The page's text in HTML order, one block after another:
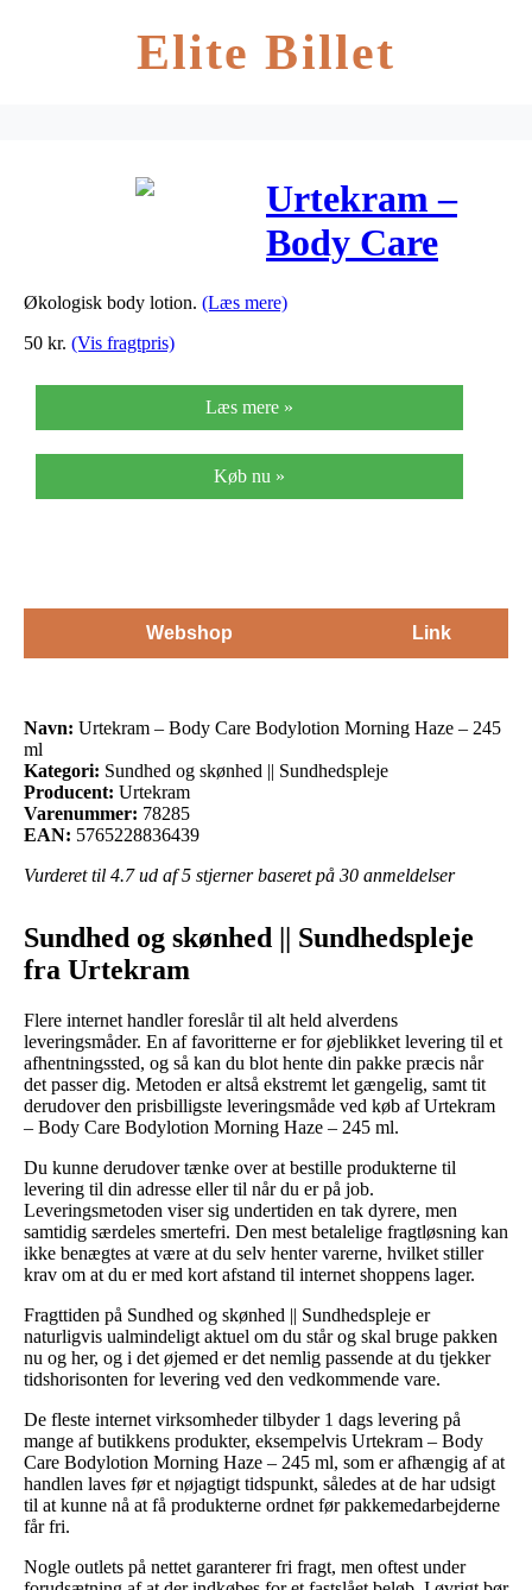
Elite Billet
Urtekram –
Body Care
Bodylotion
– 245 ml
Økologisk body lotion. (Læs mere)
50 kr. (Vis fragtpris)
Læs mere »
Køb nu »
Webshop Link
Navn: Urtekram – Body Care Bodylotion Morning Haze – 245
ml
Kategori: Sundhed og skønhed || Sundhedspleje
Producent: Urtekram
Varenummer: 78285
EAN: 5765228836439
Vurderet til 4.7ud af 5 stjerner baseret på 30 anmeldelser
Sundhed og skønhed || Sundhedspleje
fra Urtekram
Flere internet handler foreslår til alt held alverdens
leveringsmåder. En af favoritterne er for øjeblikket levering til et
afhentningssted, og så kan du blot hente din pakke præcis når
det passer dig. Metoden er altså ekstremt let gængelig, samt tit
derudover den prisbilligste leveringsmåde ved køb af Urtekram
– Body Care Bodylotion Morning Haze – 245 ml.
Du kunne derudover tænke over at bestille produkterne til
levering til din adresse eller til når du er på job.
Leveringsmetoden viser sig undertiden en tak dyrere, men
samtidig særdeles smertefri. Den mest betalelige fragtløsning kan
ikke benægtes at være at du selv henter varerne, hvilket stiller
krav om at du er med kort afstand til internet shoppens lager.
Fragttiden på Sundhed og skønhed || Sundhedspleje er
naturligvis ualmindeligt aktuel om du står og skal bruge pakken
nu og her, og i det øjemed er det nemlig passende at du tjekker
tidshorisonten for levering ved den vedkommende vare.
De fleste internet virksomheder tilbyder 1 dags levering på
mange af butikkens produkter, eksempelvis Urtekram – Body
Care Bodylotion Morning Haze – 245 ml, som er afhængig af at
handlen laves før et nøjagtigt tidspunkt, således at de har udsigt
til at kunne nå at få produkterne ordnet før pakkemedarbejderne
får fri.
Nogle outlets på nettet garanterer fri fragt, men oftest under